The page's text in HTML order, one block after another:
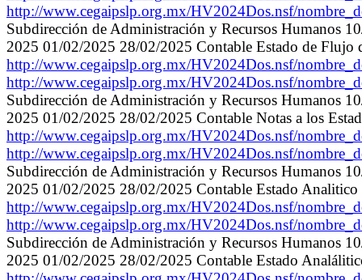
http://www.cegaipslp.org.mx/HV2024Dos.nsf/
Subdirección de Administración y Recursos Humanos
2025 01/02/2025 28/02/2025 Contable Estado de Flujo
http://www.cegaipslp.org.mx/HV2024Dos.nsf/
http://www.cegaipslp.org.mx/HV2024Dos.nsf/
Subdirección de Administración y Recursos Humanos
2025 01/02/2025 28/02/2025 Contable Notas a los
http://www.cegaipslp.org.mx/HV2024Dos.nsf/
http://www.cegaipslp.org.mx/HV2024Dos.nsf/
Subdirección de Administración y Recursos Humanos
2025 01/02/2025 28/02/2025 Contable Estado
http://www.cegaipslp.org.mx/HV2024Dos.nsf/
http://www.cegaipslp.org.mx/HV2024Dos.nsf/
Subdirección de Administración y Recursos Humanos
2025 01/02/2025 28/02/2025 Contable Estado